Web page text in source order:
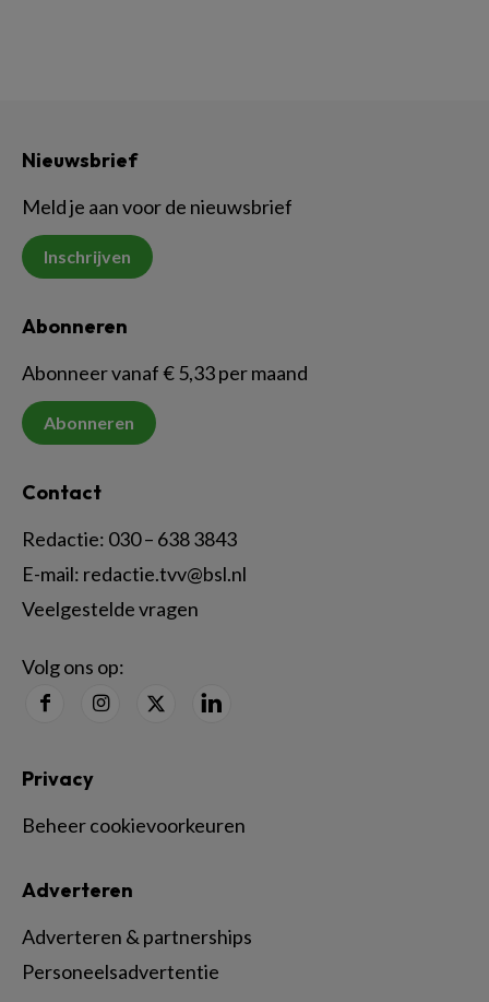
Nieuwsbrief
Meld je aan voor de nieuwsbrief
Inschrijven
Abonneren
Abonneer vanaf € 5,33 per maand
Abonneren
Contact
Redactie: 030 – 638 3843
E-mail: redactie.tvv@bsl.nl
Veelgestelde vragen
Volg ons op:
Adverteren
Adverteren & partnerships
Personeelsadvertentie
Privacy
Beheer cookievoorkeuren